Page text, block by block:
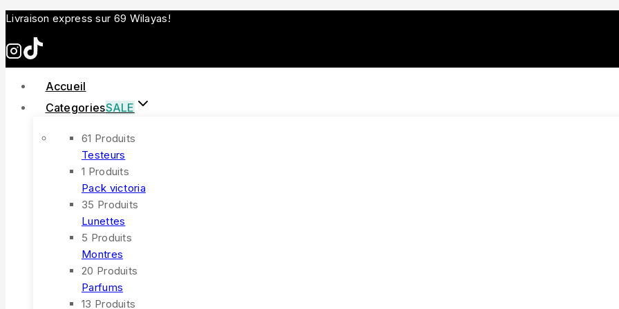
Skip
content
Livraison express sur 69 Wilayas!
Accueil
CategoriesSALE
61 Produits
Testeurs
1 Produits
Pack victoria
35 Produits
Lunettes
5 Produits
Montres
20 Produits
Parfums
13 Produits